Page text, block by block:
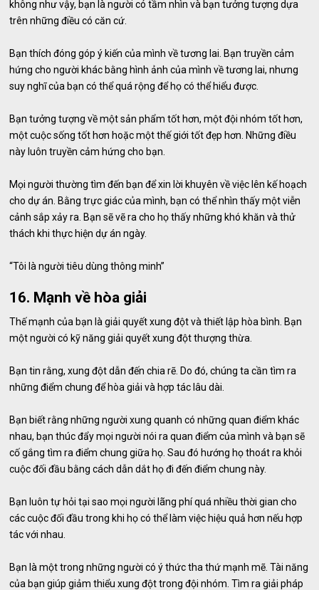
không như vậy, bạn là người có tầm nhìn và bạn tưởng tượng dựa
trên những điều có căn cứ.
Bạn thích đóng góp ý kiến ​​của mình về tương lai. Bạn truyền cảm
hứng cho người khác bằng hình ảnh của mình về tương lai, nhưng
suy nghĩ của bạn có thể quá rộng để họ có thể hiểu được.
Bạn tưởng tượng về một sản phẩm tốt hơn, một đội nhóm tốt hơn,
một cuộc sống tốt hơn hoặc một thế giới tốt đẹp hơn. Những điều
này luôn truyền cảm hứng cho bạn.
Mọi người thường tìm đến bạn để xin lời khuyên về việc lên kế hoạch
cho dự án. Bằng trực giác của mình, bạn có thể nhìn thấy một viễn
cảnh sắp xảy ra. Bạn sẽ vẽ ra cho họ thấy những khó khăn và thử
thách khi thực hiện dự án ngày.
“Tôi là người tiêu dùng thông minh”
16. Mạnh về hòa giải
Thế mạnh của bạn là giải quyết xung đột và thiết lập hòa bình. Bạn
một người có kỹ năng giải quyết xung đột thượng thừa.
Bạn tin rằng, xung đột dẫn đến chia rẽ. Do đó, chúng ta cần tìm ra
những điểm chung để hòa giải và hợp tác lâu dài.
Bạn biết rằng những người xung quanh có những quan điểm khác
nhau, bạn thúc đẩy mọi người nói ra quan điểm của mình và bạn sẽ
cố gắng tìm ra điểm chung giữa họ. Sau đó hướng họ thoát ra khỏi
cuộc đối đầu bằng cách dẫn dắt họ đi đến điểm chung này.
Bạn luôn tự hỏi tại sao mọi người lãng phí quá nhiều thời gian cho
các cuộc đối đầu trong khi họ có thể làm việc hiệu quả hơn nếu hợp
tác với nhau.
Bạn là một trong những người có ý thức tha thứ mạnh mẽ. Tài năng
của bạn giúp giảm thiểu xung đột trong đội nhóm. Tìm ra giải pháp